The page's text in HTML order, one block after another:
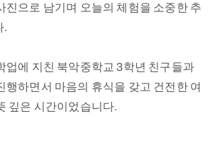
진으로 남기며 오늘의 체험을 소중한 추
.
업에 지친 북악중학교 3학년 친구들과
행하면서 마음의 휴식을 갖고 건전한 여
깊은 시간이었습니다.